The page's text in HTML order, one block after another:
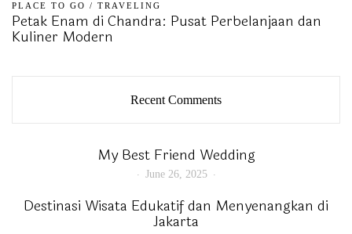
PLACE TO GO / TRAVELING
Petak Enam di Chandra: Pusat Perbelanjaan dan
Kuliner Modern
Recent Comments
My Best Friend Wedding
June 26, 2025
Destinasi Wisata Edukatif dan Menyenangkan di
Jakarta